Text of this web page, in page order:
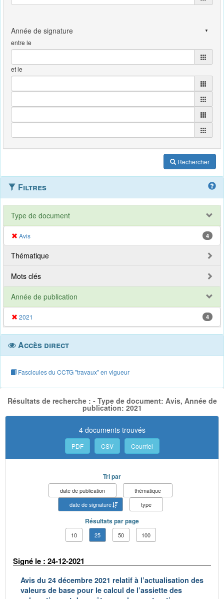
entre le
et le
Rechercher
Filtres
Type de document
Avis 4
Thématique
Mots clés
Année de publication
2021 4
Accès direct
Fascicules du CCTG "travaux" en vigueur
Résultats de recherche : - Type de document: Avis, Année de
publication: 2021
4 documents trouvés
PDF CSV Courriel
Tri par
date de publication
thématique
date de signature
type
Résultats par page
10 25 50 100
Signé le : 24-12-2021
Avis du 24 décembre 2021 relatif à l’actualisation des
valeurs de base pour le calcul de l’assiette des